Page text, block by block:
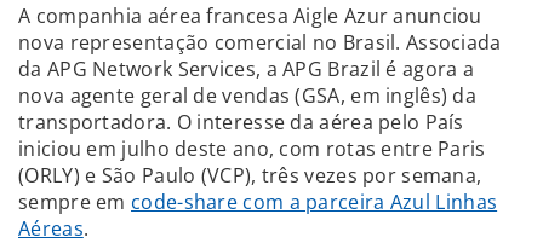
A companhia aérea francesa Aigle Azur anunciou
nova representação comercial no Brasil. Associada
da APG Network Services, a APG Brazil é agora a
nova agente geral de vendas (GSA, em inglês) da
transportadora. O interesse da aérea pelo País
iniciou em julho deste ano, com rotas entre Paris
(ORLY) e São Paulo (VCP), três vezes por semana,
sempre em code-share com a parceira Azul Linhas
Aéreas.